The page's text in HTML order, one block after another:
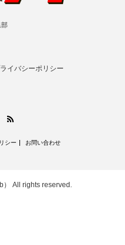
部
イバシーポリシー
Facebook
シー お問い合わせ
All rights reserved.